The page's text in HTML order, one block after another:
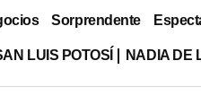
Sorprendente
LUIS POTOSÍ NADIA DE